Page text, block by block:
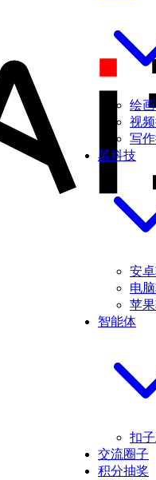
绘
视
写
黑科技
安
电
苹
智能体
扣
交流圈子
积分抽奖